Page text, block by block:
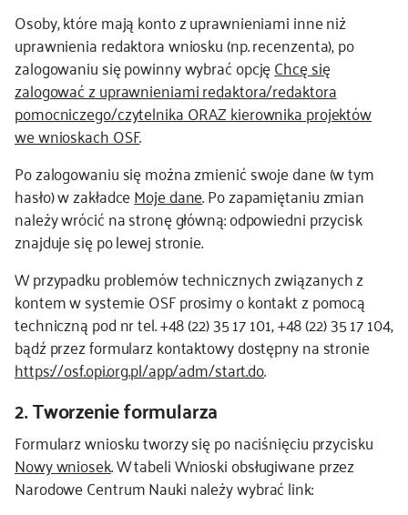
Osoby, które mają konto z uprawnieniami inne niż
uprawnienia redaktora wniosku (np. recenzenta), po
zalogowaniu się powinny wybrać opcjęChcę się
zalogować z uprawnieniami redaktora/redaktora
pomocniczego/czytelnika ORAZ kierownika projektów
we wnioskach OSF.
Po zalogowaniu się można zmienić swoje dane (w tym
hasło) w zakładceMoje dane. Po zapamiętaniu zmian
należy wrócić na stronę główną: odpowiedni przycisk
znajduje się po lewej stronie.
W przypadku problemów technicznych związanych z
kontem w systemie OSF prosimy o kontakt z pomocą
techniczną pod nr tel. +48 (22) 35 17 101, +48 (22) 35 17 104,
bądź przez formularz kontaktowy dostępny na stronie
https://osf.opi.org.pl/app/adm/start.do.
2. Tworzenie formularza
Formularz wniosku tworzy się po naciśnięciu przycisku
Nowy wniosek. W tabeli Wnioski obsługiwane przez
Narodowe Centrum Nauki należy wybrać link: